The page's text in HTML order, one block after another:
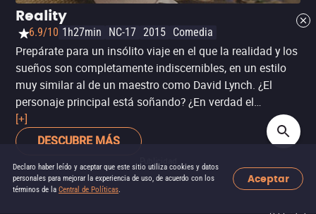
Declaro haber leído y aceptar que este sitio utiliza cookies y datos
personales para mejorar la experiencia de uso, de acuerdo con los
términos de la Central de Políticas.
Aceptar
Reality
6.9/10 1h27min NC-17 2015 Comedia
Prepárate para un insólito viaje en el que la realidad y los
sueños son completamente indiscernibles, en un estilo
muy similar al de un maestro como David Lynch. ¿El
personaje principal está soñando? ¿En verdad el
personaje principal es el protagonista, o es sólo un
elemento dentro de otra película? ‘Reality’ es surrealismo
pensando hasta el último segundo.
[+]
DESCUBRE MÁS
Publicidad